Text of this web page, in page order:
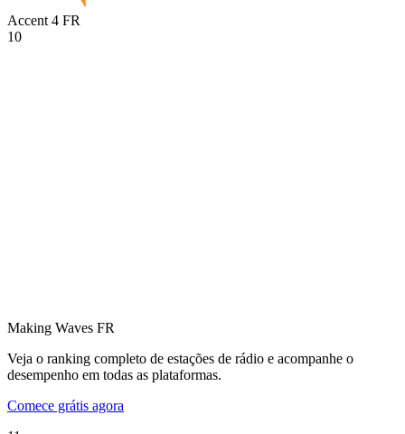
Accent 4 FR
10
Making Waves FR
Veja o ranking completo de estações de rádio e acompanhe o
desempenho em todas as plataformas.
Comece grátis agora